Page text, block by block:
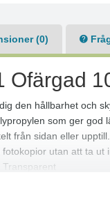
(0)
Ofärgad
den hållbarhet och
som ger
från sidan eller
utan att ta